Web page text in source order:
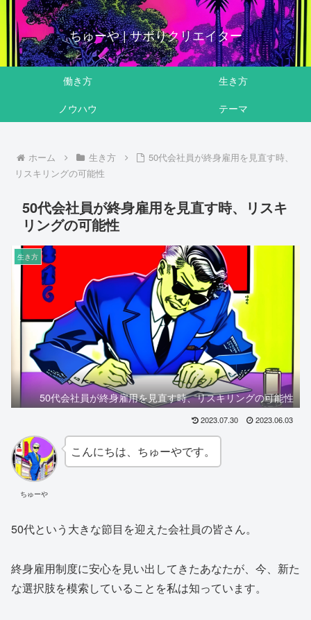
ちゅーや | サボりクリエイター
働き方
生き方
ノウハウ
テーマ
ホーム 生き方
50代会社員が終身雇用を見直す時、
リスキリングの可能性
50代会社員が終身雇用を見直す時、リスキ
リングの可能性
生き方
50代会社員が終身雇用を見直す時、リスキリングの可能性
2023.07.30 2023.06.03
ちゅーや
こんにちは、ちゅーやです。
50代という大きな節目を迎えた会社員の皆さん。
終身雇用制度に安心を見い出してきたあなたが、今、新た
な選択肢を模索していることを私は知っています。